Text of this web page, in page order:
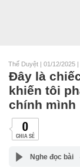
Thế Duyệt | 01/12/2025
Đây là
khiến tôi
chính mình
0
CHIA SẺ
Nghe đọc bài